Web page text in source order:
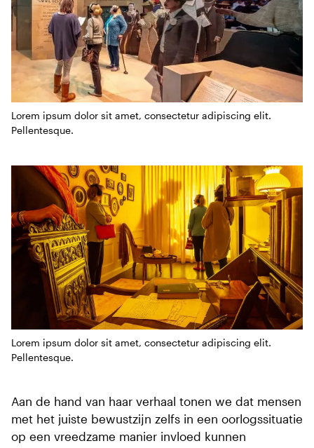
Lorem ipsum dolor sit amet, consectetur adipiscing elit.
Pellentesque.
Lorem ipsum dolor sit amet, consectetur adipiscing elit.
Pellentesque.
Aan de hand van haar verhaal tonen we dat mensen
met het juiste bewustzijn zelfs in een oorlogssituatie
op een vreedzame manier invloed kunnen